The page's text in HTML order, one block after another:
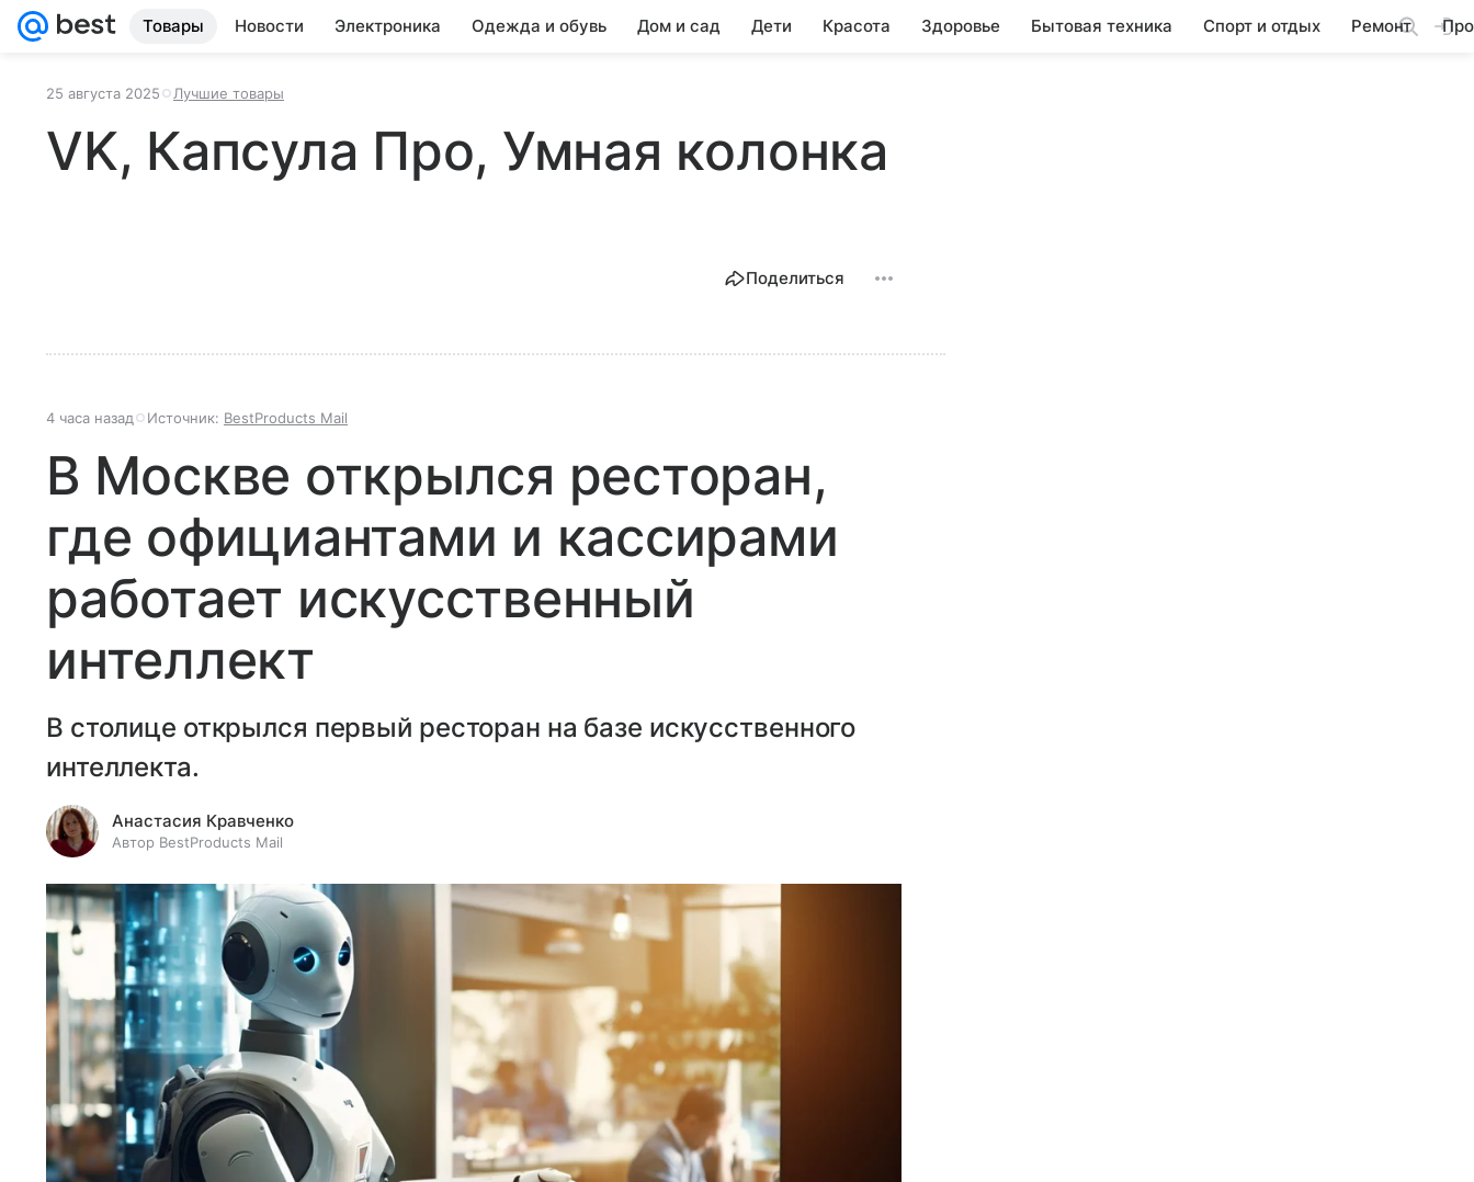
Товары Новости Электроника Одежда и обувь Дом и сад Дети Красота Здоровье Бытовая техника Спорт и отдых Ремонт
25 августа 2025 Лучшие товары
VK, Капсула Про, Умная колонка
Поделиться
4 часа назад Источник: BestProducts Mail
В Москве открылся ресторан,
где официантами и кассирами
работает искусственный
интеллект
В столице открылся первый ресторан на базе искусственного
интеллекта.
Анастасия Кравченко
Автор BestProducts Mail